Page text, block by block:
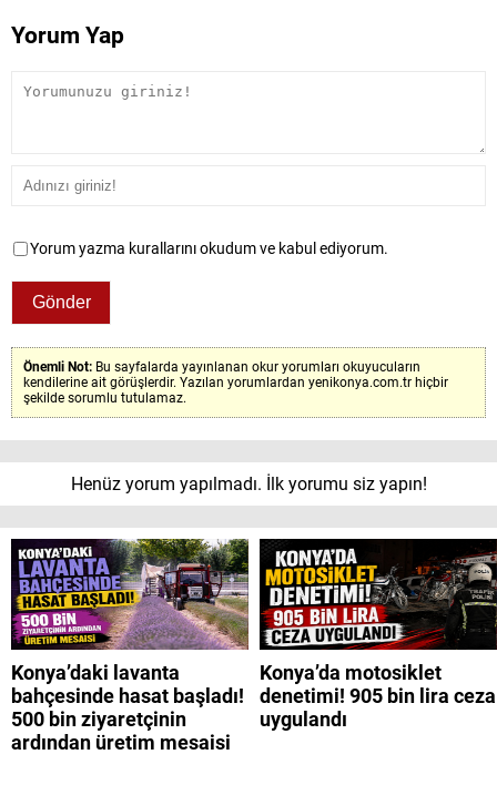
Yorum Yap
Yorum yazma kurallarını okudum ve kabul ediyorum.
Önemli Not: Bu sayfalarda yayınlanan okur yorumları okuyucuların
kendilerine ait görüşlerdir. Yazılan yorumlardan yenikonya.com.tr hiçbir
şekilde sorumlu tutulamaz.
Henüz yorum yapılmadı. İlk yorumu siz yapın!
Konya’daki lavanta
bahçesinde hasat başladı!
500 bin ziyaretçinin
ardından üretim mesaisi
Konya’da motosiklet
denetimi! 905 bin lira ceza
uygulandı